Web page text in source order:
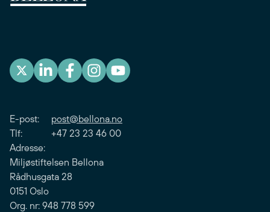
E-post: post@bellona.no
Tlf: +47 23 23 46 00
Adresse:
Miljøstiftelsen Bellona
Rådhusgata 28
0151 Oslo
Org. nr: 948 778 599